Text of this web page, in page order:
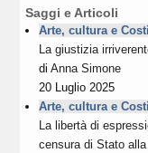
Saggi e Articoli
Arte, cultura e
La giustizia
diAnna Simone
20 Luglio 2025
Arte, cultura e
La libertà di
censura di Stato